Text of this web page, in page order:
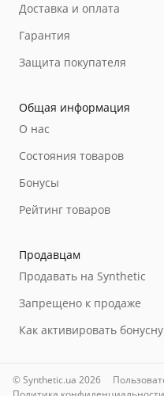
Доставка и оплата
Гарантия
Защита покупателя
Общая информация
О нас
Состояния товаров
Бонусы
Рейтинг товаров
Продавцам
Продавать на Synthetic
Запрещено к продаже
Как активировать
© Synthetic.ua 2026